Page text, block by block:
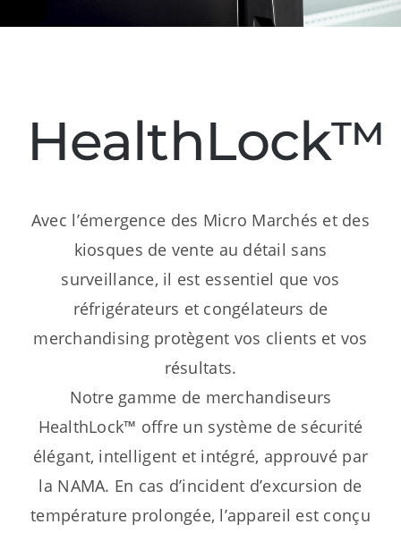
Ressources
HealthLock™
Avec l’émergence des Micro Marchés et des
kiosques de vente au détail sans
surveillance, il est essentiel que vos
réfrigérateurs et congélateurs de
merchandising protègent vos clients et vos
résultats.
Notre gamme de merchandiseurs
HealthLock™ offre un système de sécurité
élégant, intelligent et intégré, approuvé par
la NAMA. En cas d’incident d’excursion de
température prolongée, l’appareil est conçu